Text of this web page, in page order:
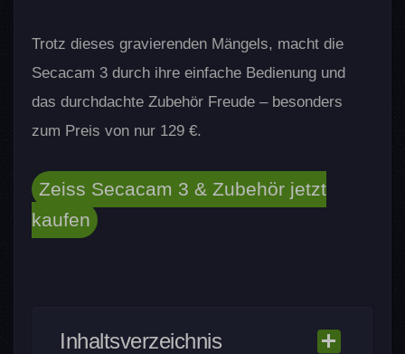
Trotz dieses gravierenden Mängels, macht die
Secacam 3 durch ihre einfache Bedienung und
das durchdachte Zubehör Freude – besonders
zum Preis von nur 129 €.
Zeiss Secacam 3 & Zubehör jetzt
kaufen
Inhaltsverzeichnis